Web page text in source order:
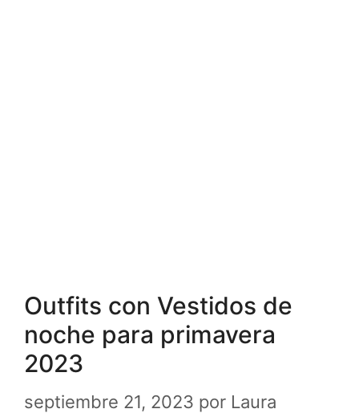
Outfits con Vestidos de
noche para primavera
2023
septiembre 21, 2023 por Laura